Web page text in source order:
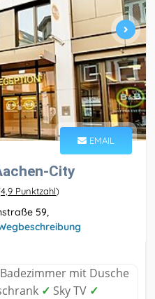
EMAIL
City
4,9 Punktzahl)
59,
Badezimmer mit Dusche
✓ Sky TV ✓